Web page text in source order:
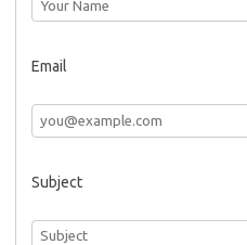
Email
Subject